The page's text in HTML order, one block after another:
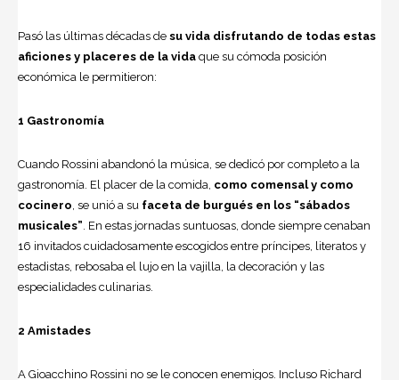
Pasó las últimas décadas de su vida disfrutando de todas estas
aficiones y placeres de la vida que su cómoda posición
económica le permitieron:
1 Gastronomía
Cuando Rossini abandonó la música, se dedicó por completo a la
gastronomía. El placer de la comida, como comensal y como
cocinero , se unió a su faceta de burgués en los “sábados
musicales” . En estas jornadas suntuo­sas, donde siempre cenaban
16 invita­dos cuidadosamente escogidos entre príncipes, literatos y
estadistas, rebosa­ba el lujo en la vajilla, la decoración y las
especialidades culinarias.
2 Amistades
A Gioacchino Ros­sini no se le cono­cen enemigos. Incluso Richard